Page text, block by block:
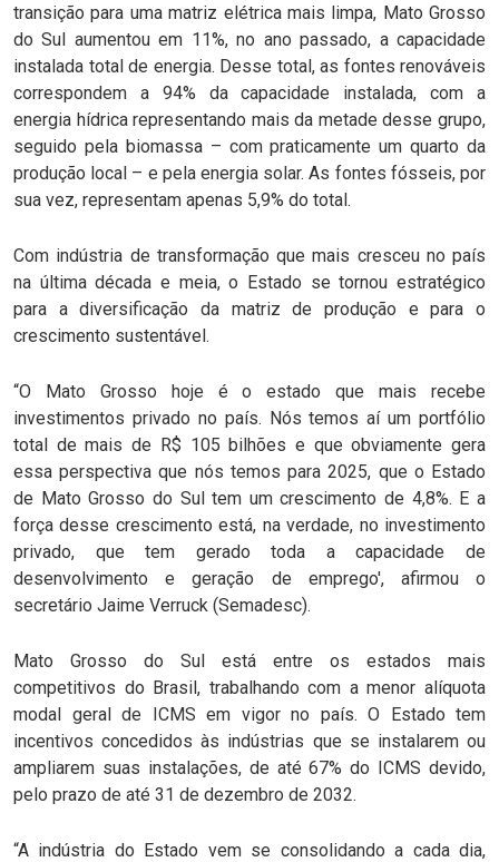
transição para uma matriz elétrica mais limpa, Mato Grosso
do Sul aumentou em 11%, no ano passado, a capacidade
instalada total de energia. Desse total, as fontes renováveis
correspondem a 94% da capacidade instalada, com a
energia hídrica representando mais da metade desse grupo,
seguido pela biomassa – com praticamente um quarto da
produção local – e pela energia solar. As fontes fósseis, por
sua vez, representam apenas 5,9% do total.
Com indústria de transformação que mais cresceu no país
na última década e meia, o Estado se tornou estratégico
para a diversificação da matriz de produção e para o
crescimento sustentável.
“O Mato Grosso hoje é o estado que mais recebe
investimentos privado no país. Nós temos aí um portfólio
total de mais de R$ 105 bilhões e que obviamente gera
essa perspectiva que nós temos para 2025, que o Estado
de Mato Grosso do Sul tem um crescimento de 4,8%. E a
força desse crescimento está, na verdade, no investimento
privado, que tem gerado toda a capacidade de
desenvolvimento e geração de emprego', afirmou o
secretário Jaime Verruck (Semadesc).
Mato Grosso do Sul está entre os estados mais
competitivos do Brasil, trabalhando com a menor alíquota
modal geral de ICMS em vigor no país. O Estado tem
incentivos concedidos às indústrias que se instalarem ou
ampliarem suas instalações, de até 67% do ICMS devido,
pelo prazo de até 31 de dezembro de 2032.
“A indústria do Estado vem se consolidando a cada dia,